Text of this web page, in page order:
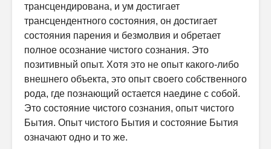
трансцендирована, и ум достигает
трансцендентного состояния, он достигает
состояния парения и безмолвия и обретает
полное осознание чистого сознания. Это
позитивный опыт. Хотя это не опыт какого-либо
внешнего объекта, это опыт своего собственного
рода, где познающий остается наедине с собой.
Это состояние чистого сознания, опыт чистого
Бытия. Опыт чистого Бытия и состояние Бытия
означают одно и то же.